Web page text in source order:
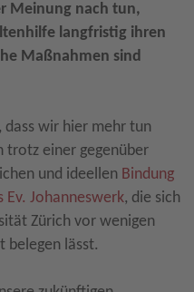
Meinung nach tun,
langfristig ihren
Maßnahmen sind
dass wir hier mehr tun
trotz einer gegenüber
und ideellen Bindung
Johanneswerk, die sich
Zürich vor wenigen
belegen lässt.